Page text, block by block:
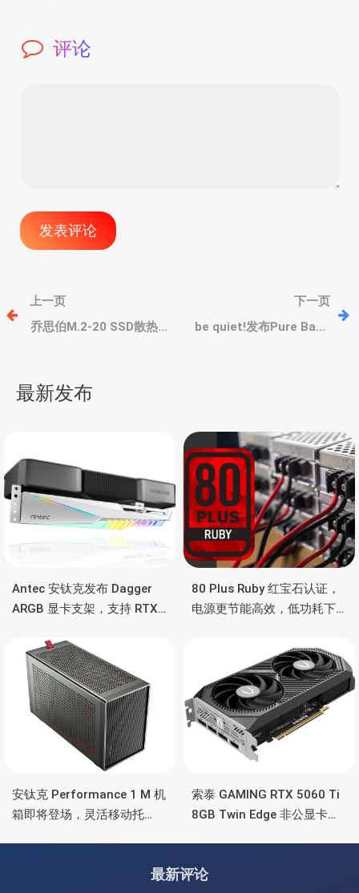
评论
文
章
航
上一页
乔思伯M.2-20 SSD散热
下一页
be quiet!发布Pure Base
最新发布
Antec 安钛克发布 Dagger
ARGB 显卡支架，支持 RTX
彩灯效
80 Plus Ruby 红宝石认证，
电源更节能高效，低功耗下
安钛克 Performance 1 M 机
箱即将登场，灵活移动托
索泰 GAMING RTX 5060 Ti
8GB Twin Edge 非公显卡，
最新评论